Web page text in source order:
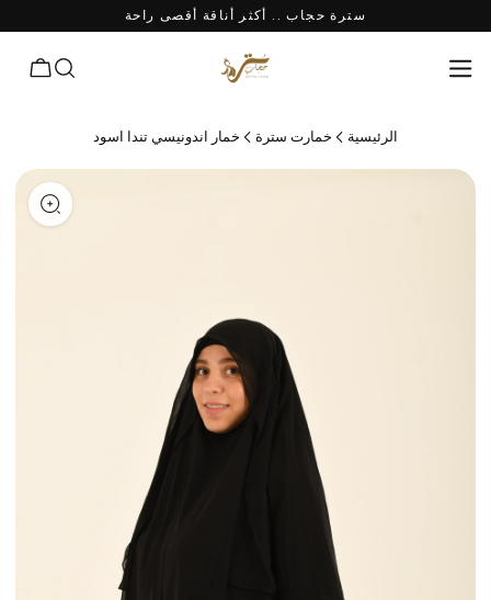
سترة حجاب .. أكثر أناقة أقصى راحة
الرئيسية خمارت سترة خمار اندونيسي تندا اسود